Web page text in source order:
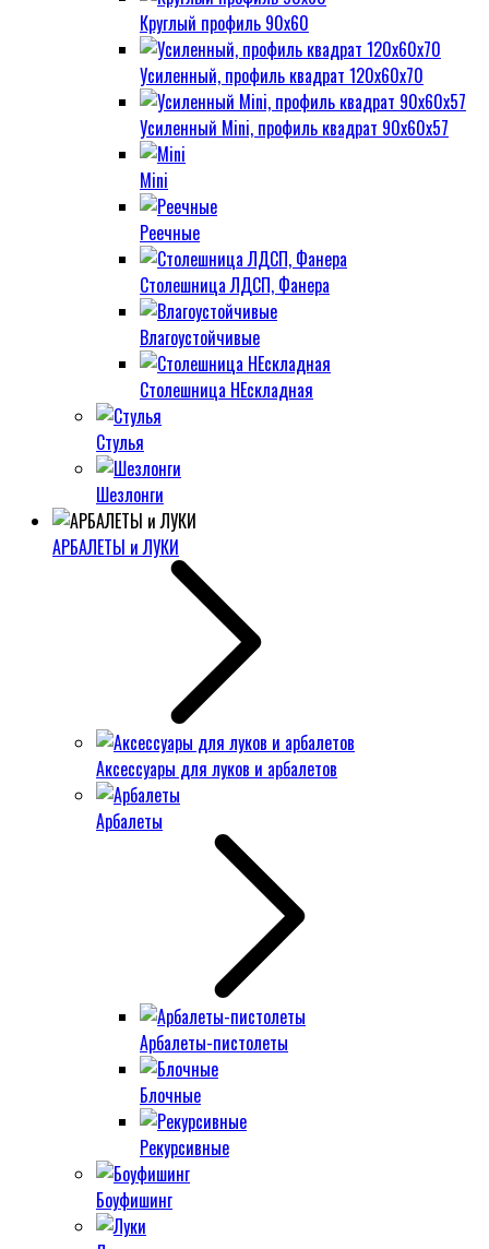
Круглый профиль 90х60
Усиленный, профиль квадрат 120х60х70
Усиленный Mini, профиль квадрат 90х60х57
Mini
Реечные
Столешница ЛДСП, Фанера
Влагоустойчивые
Столешница НЕскладная
Стулья
Шезлонги
АРБАЛЕТЫ и ЛУКИ
Аксессуары для луков и арбалетов
Арбалеты
Арбалеты-пистолеты
Блочные
Рекурсивные
Боуфишинг